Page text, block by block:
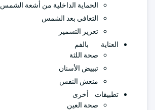
الحماية الداخلية من أشعة الشمس
التعافي بعد الشمس
تعزيز التسمير
العناية بالفم
صحة اللثة
تبييض الأسنان
منعش النفس
تطبيقات أخرى
صحة العين